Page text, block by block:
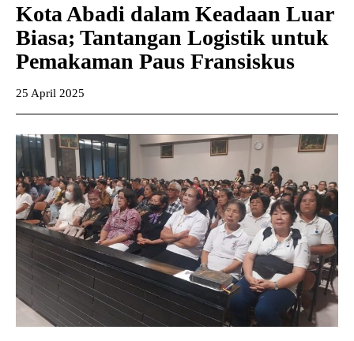
Kota Abadi dalam Keadaan Luar
Biasa; Tantangan Logistik untuk
Pemakaman Paus Fransiskus
25 April 2025